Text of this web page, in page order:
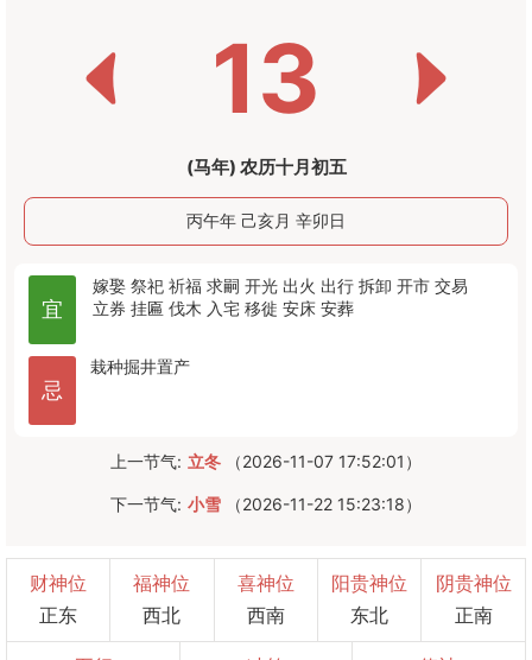
13
(马年) 农历十月初五
丙午年 己亥月 辛卯日
宜
嫁娶 祭祀 祈福 求嗣 开光 出火 出行 拆卸 开市 交易
立券 挂匾 伐木 入宅 移徙 安床 安葬
忌
栽种掘井置产
上一节气: 立冬 （2026-11-07 17:52:01）
下一节气: 小雪 （2026-11-22 15:23:18）
财神位
正东
福神位
西北
喜神位
西南
阳贵神位
东北
阴贵神位
正南